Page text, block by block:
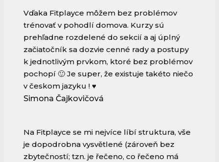
Vďaka Fitplayce môžem bez problémov
trénovať v pohodlí domova. Kurzy sú
prehľadne rozdelené do sekcií a aj úplný
začiatočník sa dozvie cenné rady a postupy
k jednotlivým prvkom, ktoré bez problémov
pochopí 🙂 Je super, že existuje takéto niečo
v českom jazyku ! ♥️
Simona Čajkovičová
Na Fitplayce se mi nejvíce líbí struktura, vše
je dopodrobna vysvětlené (zároveň bez
zbytečností; tzn. je řečeno, co řečeno má